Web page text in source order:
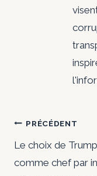
de
PRÉCÉDENT
Le choix de Trump
comme chef par